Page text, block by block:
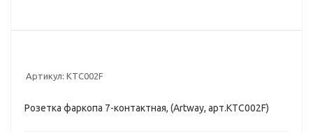
Артикул: KTC002F
Розетка фаркопа 7-контактная, (Artway, арт.KTC002F)